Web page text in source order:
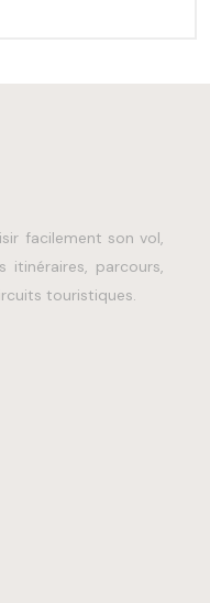
facilement son vol,
itinéraires, parcours,
touristiques.